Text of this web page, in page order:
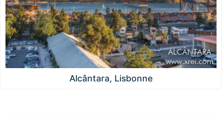
Alcântara, Lisbonne